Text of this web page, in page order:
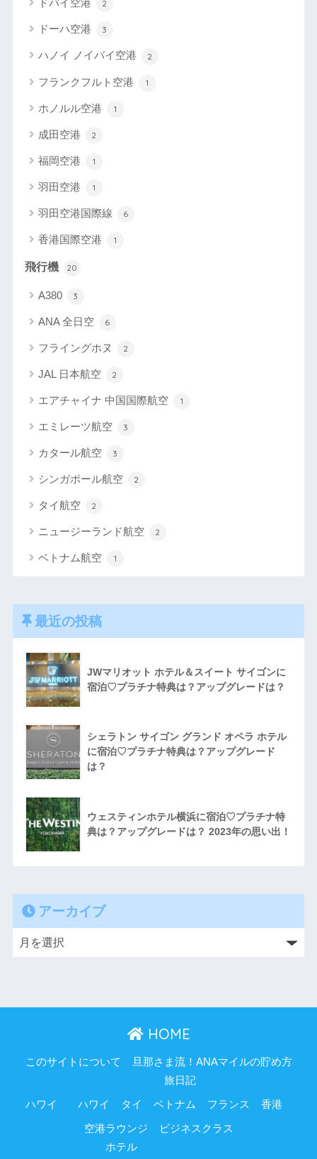
ドバイ空港 2
ドーハ空港 3
ハノイ ノイバイ空港 2
フランクフルト空港 1
ホノルル空港 1
成田空港 2
福岡空港 1
羽田空港 1
羽田空港国際線 6
香港国際空港 1
飛行機 20
A380 3
ANA 全日空 6
フライングホヌ 2
JAL 日本航空 2
エアチャイナ 中国国際航空 1
エミレーツ航空 3
カタール航空 3
シンガポール航空 2
タイ航空 2
ニュージーランド航空 2
ベトナム航空 1
最近の投稿
JWマリオット ホテル＆スイート サイゴンに
宿泊♡プラチナ特典は？アップグレードは？
シェラトン サイゴン グランド オペラ ホテル
に宿泊♡プラチナ特典は？アップグレード
は？
ウェスティンホテル横浜に宿泊♡プラチナ特
典は？アップグレードは？ 2023年の思い出！
アーカイブ
HOME
このサイトについて 旦那さま流！ANAマイルの貯め方
ハワイ
旅日記
ハワイ タイ ベトナム フランス 香港
空港ラウンジ
ビジネスクラス
ホテル